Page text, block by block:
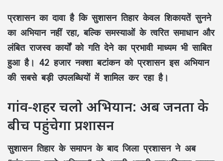
प्रशासन का दावा है कि सुशासन तिहार केवल शिकायतें सुनने
का अभियान नहीं रहा, बल्कि समस्याओं के त्वरित समाधान और
लंबित राजस्व कार्यों को गति देने का प्रभावी माध्यम भी साबित
हुआ है। 42 हजार नक्शा बटांकन को प्रशासन इस अभियान
की सबसे बड़ी उपलब्धियों में शामिल कर रहा है।
गांव-शहर चलो अभियान: अब जनता के
बीच पहुंचेगा प्रशासन
सुशासन तिहार के समापन के बाद जिला प्रशासन ने अब